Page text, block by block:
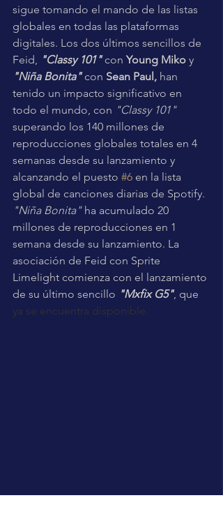
sigue tomando el mando de las listas
globales en todas las plataformas
digitales. Los dos últimos sencillos de
Feid,
"Classy 101" con Young Miko y
"Niña Bonita" con Sean Paul, han
tenido un impacto significativo en
todo el mundo, con "Classy 101"
superando los 140 millones de
reproducciones globales totales en 4
semanas desde su lanzamiento y
alcanzando el puesto #6 en la lista
global de canciones diarias de Spotify.
"Niña Bonita" ha acumulado 20
millones de reproducciones en 1
semana desde su lanzamiento. La
asociación de Feid con Sprite
Limelight comienza con el lanzamiento
de su último sencillo "Mxfix G5", que
ya se encuentra disponible.